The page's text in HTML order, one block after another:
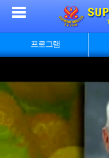
프로그램